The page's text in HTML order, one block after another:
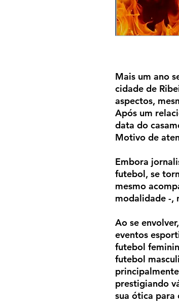
Mais um ano
cidade de
aspectos,
Após um
data do
Motivo de
Embora
futebol, se
mesmo
modalidade -,
Ao se
eventos
futebol
futebol
prestigiando
sua ótica para